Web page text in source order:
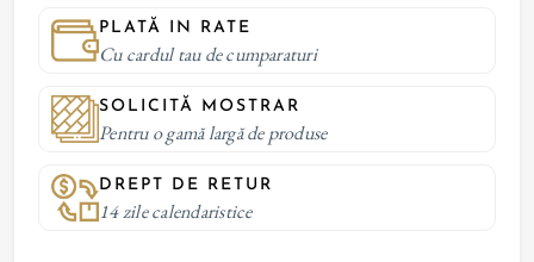
PLATĂ IN RATE
Cu cardul tau de cumparaturi
SOLICITĂ MOSTRAR
Pentru o gamă largă de produse
DREPT DE RETUR
14 zile calendaristice